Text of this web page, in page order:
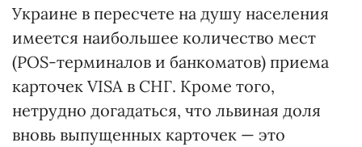
Украине в пересчете на душу населения
имеется наибольшее количество мест
(POS-терминалов и банкоматов) приема
карточек VISA в СНГ. Кроме того,
нетрудно догадаться, что львиная доля
вновь выпущенных карточек — это